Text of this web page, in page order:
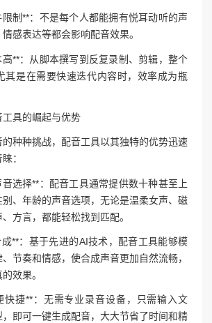
制**：不是每个人都能拥有悦耳动听的声
感表达等都会影响配音效果。
**：从脚本撰写到反复录制、剪辑，整个
其是在需要快速迭代内容时，效率成为瓶
具的崛起与优势
种种挑战，配音工具以其独特的优势迅速
：
选择**：配音工具通常提供数十种甚至上
、年龄的声音选项，无论是温柔女声、磁
方言，都能轻松找到匹配。
**：基于先进的AI技术，配音工具能够模
节奏和情感，使合成声音更加自然流畅，
效果。
快捷**：无需专业录音设备，只需输入文
即可一键生成配音，大大节省了时间和精